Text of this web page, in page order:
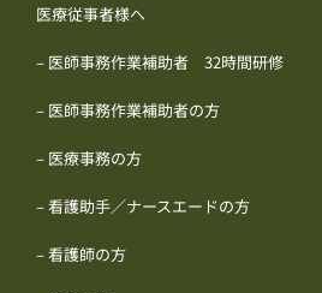
医療従事者様へ
– 医師事務作業補助者 32時間研修
– 医師事務作業補助者の方
– 医療事務の方
– 看護助手／ナースエードの方
– 看護師の方